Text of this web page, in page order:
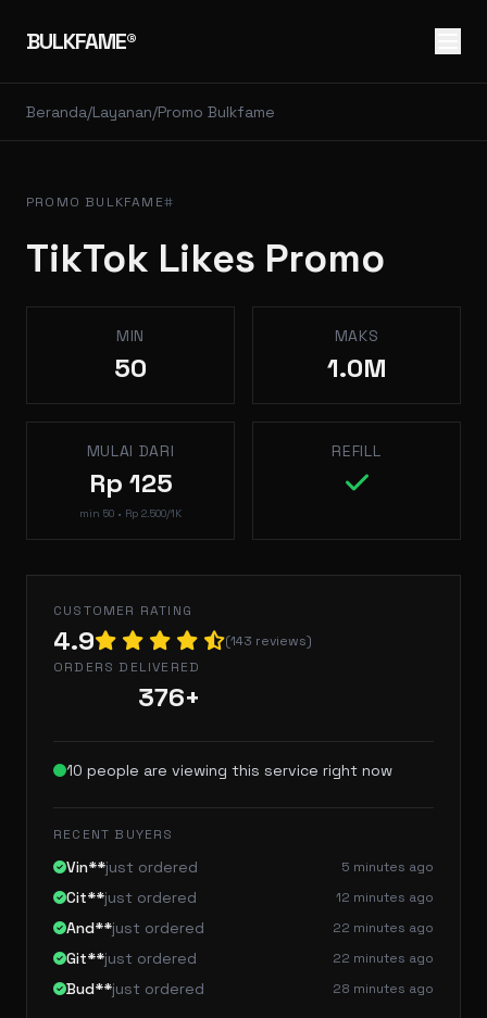
BULKFAME®
Beranda/Layanan/Promo Bulkfame
PROMO BULKFAME#
TikTok Likes Promo
MIN
50
MAKS
1.0M
MULAI DARI
Rp 125
min 50 • Rp 2.500/1K
REFILL
CUSTOMER RATING
4.9
(143 reviews)
ORDERS DELIVERED
376+
10 people are viewing this service right now
RECENT BUYERS
Vin**just ordered 5 minutes ago
Cit**just ordered 12 minutes ago
And**just ordered 22 minutes ago
Git**just ordered 22 minutes ago
Bud**just ordered 28 minutes ago